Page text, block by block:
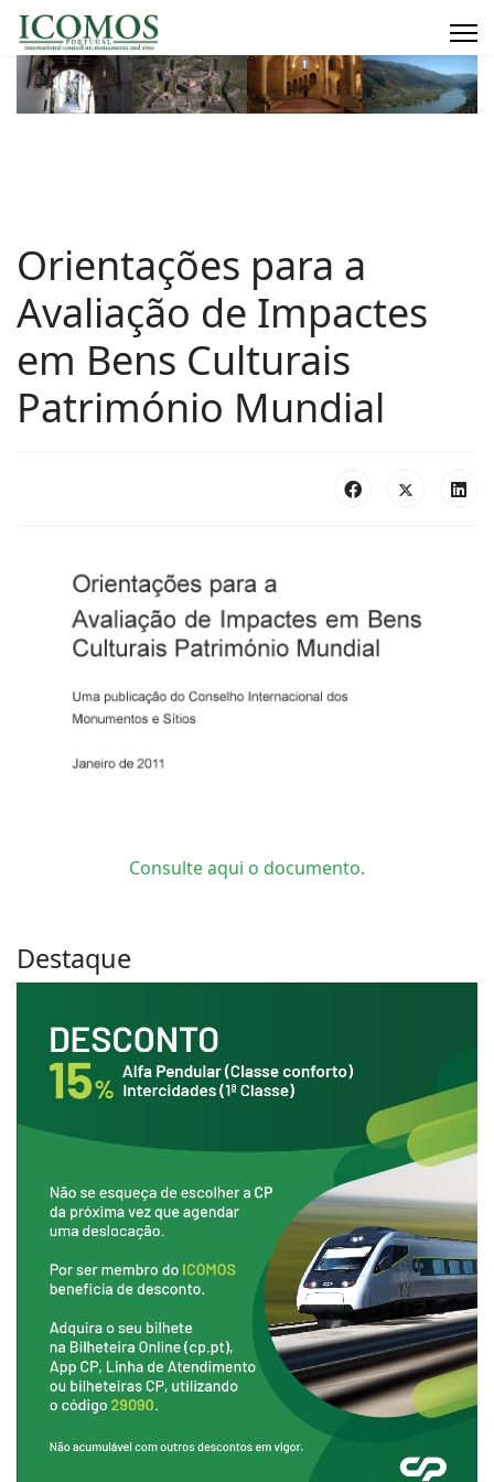
Orientações para a
Avaliação de Impactes
em Bens Culturais
Património Mundial
Consulte aqui o documento.
Destaque